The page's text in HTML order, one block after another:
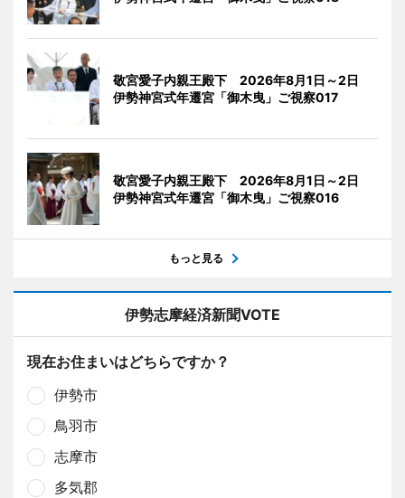
敬宮愛子内親王殿下 2026年8月1日～2日
伊勢神宮式年遷宮「御木曳」ご視察017
敬宮愛子内親王殿下 2026年8月1日～2日
伊勢神宮式年遷宮「御木曳」ご視察016
もっと見る
伊勢志摩経済新聞VOTE
現在お住まいはどちらですか？
伊勢市
鳥羽市
志摩市
多気郡